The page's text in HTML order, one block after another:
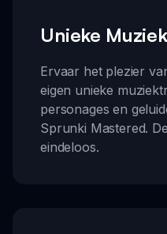
Unieke
Ervaar het plezier
eigen unieke
personages en
Sprunki Mastered.
eindeloos.